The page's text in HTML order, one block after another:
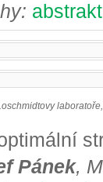
abstrakt
Pánek,